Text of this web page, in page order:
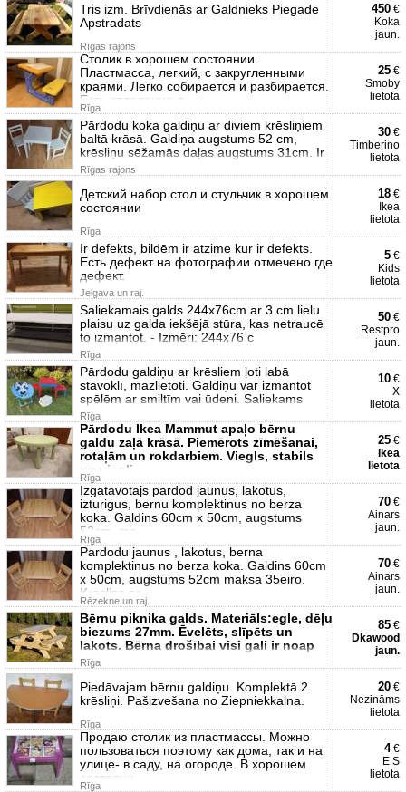
Tris izm. Brīvdienās ar Galdnieks Piegade
Apstradats
Rīgas rajons
450 €
Koka
jaun.
Столик в хорошем состоянии.
Пластмасса, легкий, с закругленными
краями. Легко собирается и разбирается.
Есть отделение д
Rīga
25 €
Smoby
lietota
Pārdodu koka galdiņu ar diviem krēsliņiem
baltā krāsā. Galdiņa augstums 52 cm,
krēsliņu sēžamās daļas augstums 31cm. Ir
Rīgas rajons
30 €
Timberino
lietota
Детский набор стол и стульчик в хорошем
состоянии
Rīga
18 €
Ikea
lietota
Ir defekts, bildēm ir atzime kur ir defekts.
Есть дефект на фотографии отмечено где
дефект.
Jelgava un raj.
5 €
Kids
lietota
Saliekamais galds 244x76cm ar 3 cm lielu
plaisu uz galda iekšējā stūra, kas netraucē
to izmantot. - Izmēri: 244x76 c
Rīga
50 €
Restpro
jaun.
Pārdodu galdiņu ar krēsliem ļoti labā
stāvoklī, mazlietoti. Galdiņu var izmantot
spēlēm ar smiltīm vai ūdeni. Saliekams
Rīga
10 €
X
lietota
Pārdodu Ikea Mammut apaļo bērnu
galdu zaļā krāsā. Piemērots zīmēšanai,
rotaļām un rokdarbiem. Viegls, stabils
un viegli
Rīga
25 €
Ikea
lietota
Izgatavotajs pardod jaunus, lakotus,
izturigus, bernu komplektinus no berza
koka. Galdins 60cm x 50cm, augstums
52cm, ma
Rīga
70 €
Ainars
jaun.
Pardodu jaunus , lakotus, berna
komplektinus no berza koka. Galdins 60cm
x 50cm, augstums 52cm maksa 35eiro.
Kreslins se
Rēzekne un raj.
70 €
Ainars
jaun.
Bērnu piknika galds. Materiāls:egle, dēļu
biezums 27mm. Ēvelēts, slīpēts un
lakots. Bērna drošībai visi gali ir noap
Rīga
85 €
Dkawood
jaun.
Piedāvajam bērnu galdiņu. Komplektā 2
krēsliņi. Pašizvešana no Ziepniekkalna.
Rīga
20 €
Nezināms
lietota
Продаю столик из пластмассы. Можно
пользоваться поэтому как дома, так и на
улице- в саду, на огороде. В хорошем
состояни
Rīga
4€
Е S
lietota